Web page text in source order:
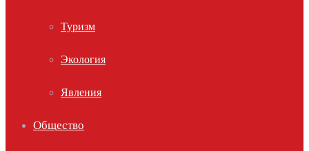
Туризм
Экология
Явления
Общество